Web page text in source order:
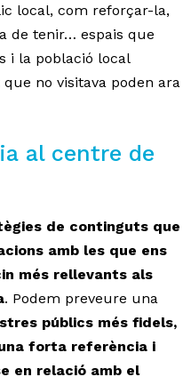
local, com reforçar-la,
de tenir… espais que
i la població local
no visitava poden ara
al centre de
de continguts que
amb les que ens
més rellevants als
. Podem preveure una
públics més fidels,
forta referència i
en relació amb el